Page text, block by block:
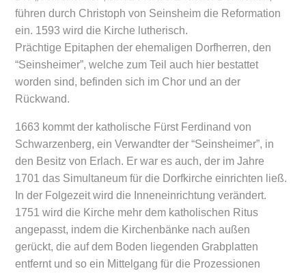
führen durch Christoph von Seinsheim die Reformation
ein. 1593 wird die Kirche lutherisch.
Prächtige Epitaphen der ehemaligen Dorfherren, den
“Seinsheimer”, welche zum Teil auch hier bestattet
worden sind, befinden sich im Chor und an der
Rückwand.
1663 kommt der katholische Fürst Ferdinand von
Schwarzenberg, ein Verwandter der “Seinsheimer”, in
den Besitz von Erlach. Er war es auch, der im Jahre
1701 das Simultaneum für die Dorfkirche einrichten ließ.
In der Folgezeit wird die Inneneinrichtung verändert.
1751 wird die Kirche mehr dem katholischen Ritus
angepasst, indem die Kirchenbänke nach außen
gerückt, die auf dem Boden liegenden Grabplatten
entfernt und so ein Mittelgang für die Prozessionen